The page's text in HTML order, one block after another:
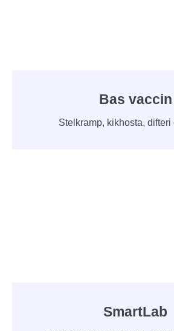
Bas vaccin
Stelkramp, kikhosta, difteri
SmartLab